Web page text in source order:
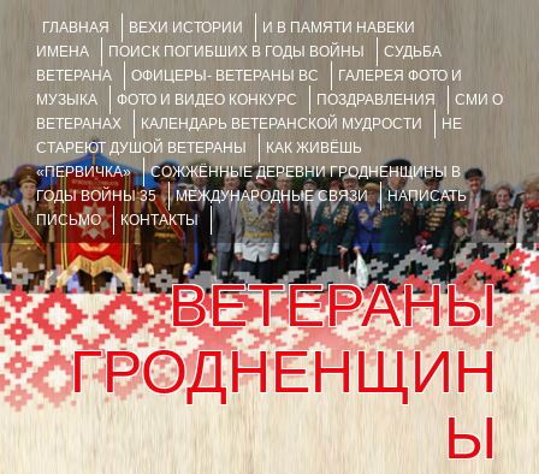
ГЛАВНАЯ ВЕХИ ИСТОРИИ
И В ПАМЯТИ НАВЕКИ
ИМЕНА
ПОИСК ПОГИБШИХ В ГОДЫ ВОЙНЫ
СУДЬБА
ВЕТЕРАНА
ОФИЦЕРЫ- ВЕТЕРАНЫ ВС
ГАЛЕРЕЯ ФОТО И
МУЗЫКА
ФОТО И ВИДЕО КОНКУРС ПОЗДРАВЛЕНИЯ
СМИ О
ВЕТЕРАНАХ
КАЛЕНДАРЬ ВЕТЕРАНСКОЙ МУДРОСТИ
НЕ
СТАРЕЮТ ДУШОЙ ВЕТЕРАНЫ
КАК ЖИВЁШЬ
«ПЕРВИЧКА»
СОЖЖЁННЫЕ ДЕРЕВНИ ГРОДНЕНЩИНЫ В
ГОДЫ ВОЙНЫ 35
МЕЖДУНАРОДНЫЕ СВЯЗИ
НАПИСАТЬ
ПИСЬМО
КОНТАКТЫ
ВЕТЕРАНЫ
ГРОДНЕНЩИН
Ы